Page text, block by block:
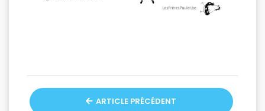
ARTICLE PRÉCÉDENT